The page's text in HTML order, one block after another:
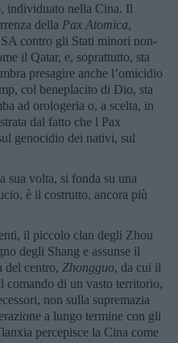
individuato nella Cina. Il
della Pax Atomica,
contro gli Stati minori non-
il Qatar, e, soprattutto, sta
presagire anche l’omicidio
col beneplacito di Dio, sta
ad orologeria o, a scelta, in
dal fatto che l Pax
genocidio dei nativi, sul
sua volta, si fonda su una
è il costrutto, ancora più
il piccolo clan degli Zhou
degli Shang e assunse il
del centro, Zhongguo, da cui il
comando di un vasto territorio,
non sulla supremazia
a lungo termine con gli
percepisce la Cina come